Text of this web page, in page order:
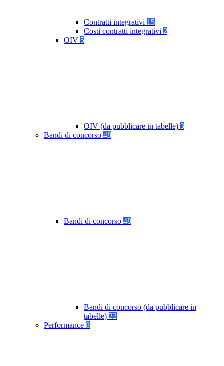
Contratti integrativi 15
Costi contratti integrativi 2
OIV 5
OIV (da pubblicare in tabelle) 3
Bandi di concorso 48
Bandi di concorso 48
Bandi di concorso (da pubblicare in
tabelle) 22
Performance 8